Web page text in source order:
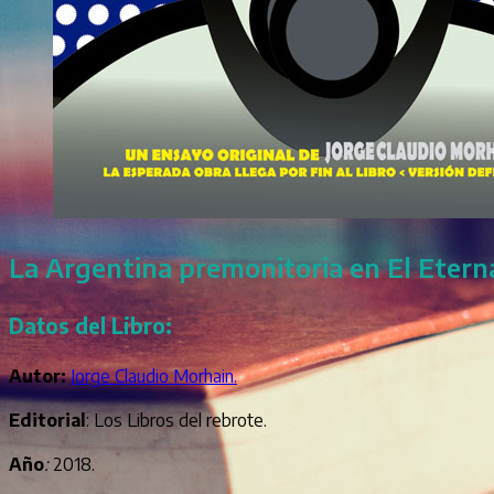
La Argentina premonitoria en El
Datos del Libro:
Autor: Jorge Claudio Morhain.
Editorial: Los Libros del rebrote.
Año: 2018.